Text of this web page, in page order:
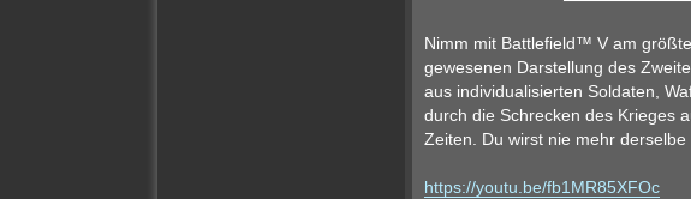
Nimm mit Battlefield™ V am
gewesenen Darstellung des
aus individualisierten Soldaten,
durch die Schrecken des Krieges
Zeiten. Du wirst nie mehr derselbe
https://youtu.be/fb1MR85XFOc